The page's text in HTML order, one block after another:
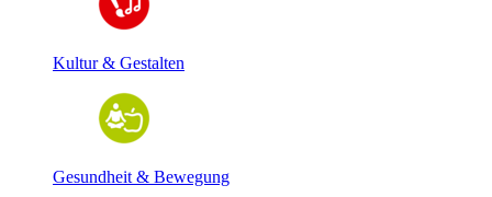
Kultur & Gestalten
Gesundheit & Bewegung